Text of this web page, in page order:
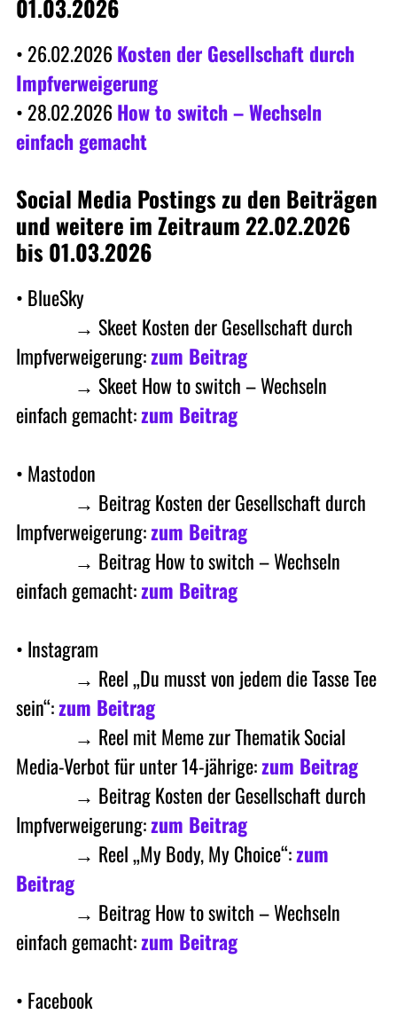
01.03.2026
• 26.02.2026 Kosten der Gesellschaft durch
Impfverweigerung
• 28.02.2026 How to switch – Wechseln
einfach gemacht
Social Media Postings zu den Beiträgen
und weitere im Zeitraum 22.02.2026
bis 01.03.2026
• BlueSky
→ Skeet Kosten der Gesellschaft durch
Impfverweigerung:zum Beitrag
→ Skeet How to switch – Wechseln
einfach gemacht:zum Beitrag
• Mastodon
→ Beitrag Kosten der Gesellschaft durch
Impfverweigerung:zum Beitrag
→ Beitrag How to switch – Wechseln
einfach gemacht:zum Beitrag
• Instagram
→ Reel „Du musst von jedem die Tasse Tee
sein“:zum Beitrag
→ Reel mit Meme zur Thematik Social
Media-Verbot für unter 14-jährige:zum Beitrag
→ Beitrag Kosten der Gesellschaft durch
Impfverweigerung:zum Beitrag
→ Reel „My Body, My Choice“:zum
Beitrag
→ Beitrag How to switch – Wechseln
einfach gemacht:zum Beitrag
• Facebook